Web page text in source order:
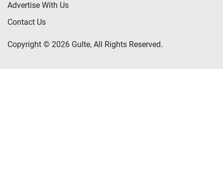
Advertise With Us
Contact Us
Copyright © 2026 Gulte, All Rights Reserved.